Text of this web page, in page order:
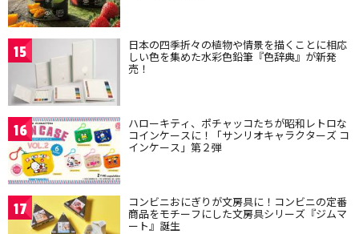
15 日本の四季折々の植物や情景を描くことに相応
しい色を集めた水彩色鉛筆『色辞典』が新発
売！
16 ハローキティ、ポチャッコたちが昭和レトロな
コインケースに！「サンリオキャラクターズ コ
インケース」第２弾
17 コンビニおにぎりが文房具に！コンビニの定番
商品をモチーフにした文房具シリーズ『ジムマ
ート』誕生